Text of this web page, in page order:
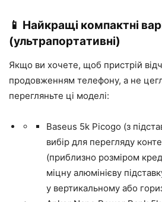
📱 Найкращі компактні
(ультрапортативні)
Якщо ви хочете, щоб пристрій
продовженням телефону, а не
перегляньте ці моделі:
Baseus 5k Picogo (з
вибір для перегляду
(приблизно розміром
міцну алюмінієву
у вертикальному або